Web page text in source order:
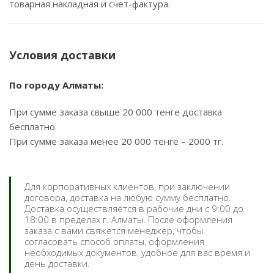
товарная накладная и счет-фактура.
Условия доставки
По городу Алматы:
При сумме заказа свыше 20 000 тенге доставка
бесплатно.
При сумме заказа менее 20 000 тенге – 2000 тг.
Для корпоративных клиентов, при заключении
договора, доставка на любую сумму бесплатно.
Доставка осуществляется в рабочие дни с 9:00 до
18:00 в пределах г. Алматы. После оформления
заказа с вами свяжется менеджер, чтобы
согласовать способ оплаты, оформления
необходимых документов, удобное для вас время и
день доставки.